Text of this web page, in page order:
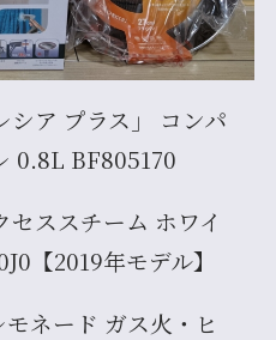
シア プラス」 コンパ
0.8L BF805170
セススチーム ホワイ
【2019年モデル】
ネード ガス火・ヒ